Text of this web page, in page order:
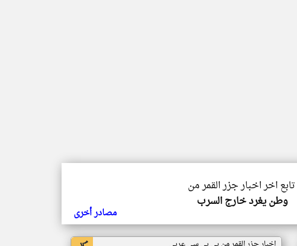
تابع اخر اخبار جزر القمر من
وطن يغرد خارج السرب
مصادر أخرى